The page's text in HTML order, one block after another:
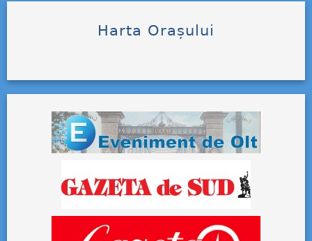
Harta Orașului